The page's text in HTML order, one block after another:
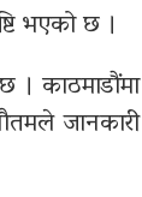
भएको छ ।
। काठमाडौंमा
जानकारी